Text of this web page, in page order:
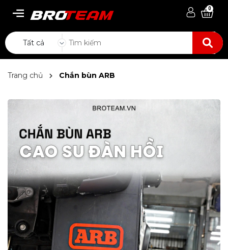
0
Tất cả
Trang chủ Chắn bùn ARB